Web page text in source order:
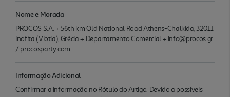
Nome e Morada
PROCOS S.A. + 56th km Old National Road Athens-Chalkida, 32011
Inofita (Viotia), Grécia + Departamento Comercial + info@procos.gr
/ procosparty.com
Informação Adicional
Confirmar a informação no Rótulo do Artigo. Devido a possíveis